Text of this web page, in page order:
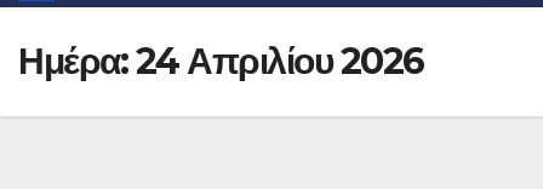
Ημέρα:24 Απριλίου 2026